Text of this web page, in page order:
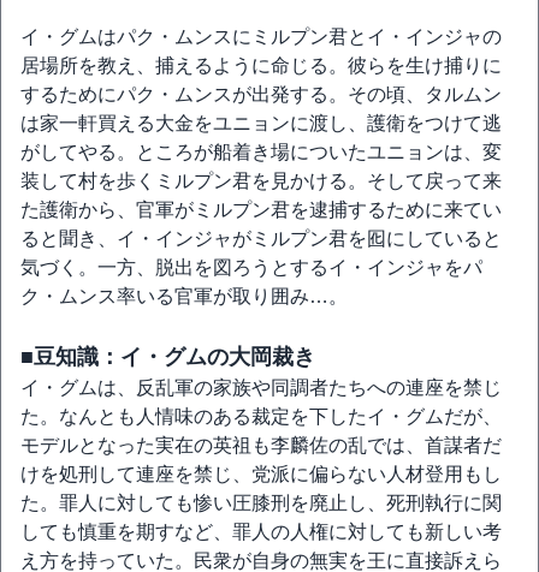
イ・グムはパク・ムンスにミルプン君とイ・インジャの
居場所を教え、捕えるように命じる。彼らを生け捕りに
するためにパク・ムンスが出発する。その頃、タルムン
は家一軒買える大金をユニョンに渡し、護衛をつけて逃
がしてやる。ところが船着き場についたユニョンは、変
装して村を歩くミルプン君を見かける。そして戻って来
た護衛から、官軍がミルプン君を逮捕するために来てい
ると聞き、イ・インジャがミルプン君を囮にしていると
気づく。一方、脱出を図ろうとするイ・インジャをパ
ク・ムンス率いる官軍が取り囲み…。
■豆知識：イ・グムの大岡裁き
イ・グムは、反乱軍の家族や同調者たちへの連座を禁じ
た。なんとも人情味のある裁定を下したイ・グムだが、
モデルとなった実在の英祖も李麟佐の乱では、首謀者だ
けを処刑して連座を禁じ、党派に偏らない人材登用もし
た。罪人に対しても惨い圧膝刑を廃止し、死刑執行に関
しても慎重を期すなど、罪人の人権に対しても新しい考
え方を持っていた。民衆が自身の無実を王に直接訴えら